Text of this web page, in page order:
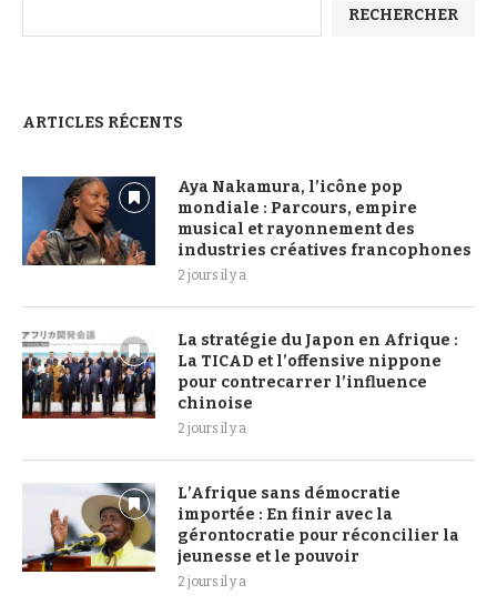
RECHERCHER
ARTICLES RÉCENTS
Aya Nakamura, l’icône pop
mondiale : Parcours, empire
musical et rayonnement des
industries créatives francophones
2 jours il y a
La stratégie du Japon en Afrique :
La TICAD et l’offensive nippone
pour contrecarrer l’influence
chinoise
2 jours il y a
L’Afrique sans démocratie
importée : En finir avec la
gérontocratie pour réconcilier la
jeunesse et le pouvoir
2 jours il y a